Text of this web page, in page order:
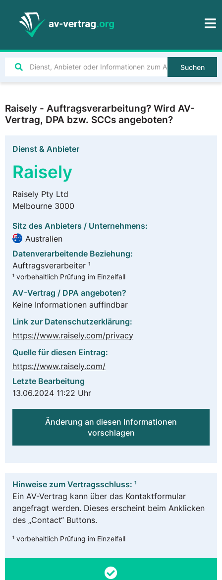
Suchen
Raisely - Auftragsverarbeitung? Wird AV-
Vertrag, DPA bzw. SCCs angeboten?
Dienst & Anbieter
Raisely
Raisely Pty Ltd
Melbourne 3000
Sitz des Anbieters / Unternehmens:
Australien
Datenverarbeitende Beziehung:
Auftragsverarbeiter ¹
¹ vorbehaltlich Prüfung im Einzelfall
AV-Vertrag / DPA angeboten?
Keine Informationen auffindbar
Link zur Datenschutzerklärung:
https://www.raisely.com/privacy
Quelle für diesen Eintrag:
https://www.raisely.com/
Letzte Bearbeitung
13.06.2024 11:22 Uhr
Änderung an diesen Informationen
vorschlagen
Hinweise zum Vertragsschluss: ¹
Ein AV-Vertrag kann über das Kontaktformular
angefragt werden. Dieses erscheint beim Anklicken
des „Contact“ Buttons.
¹ vorbehaltlich Prüfung im Einzelfall